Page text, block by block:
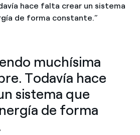
hace falta crear un sistema
de forma constante.”
muchísima
Todavía hace
sistema que
de forma